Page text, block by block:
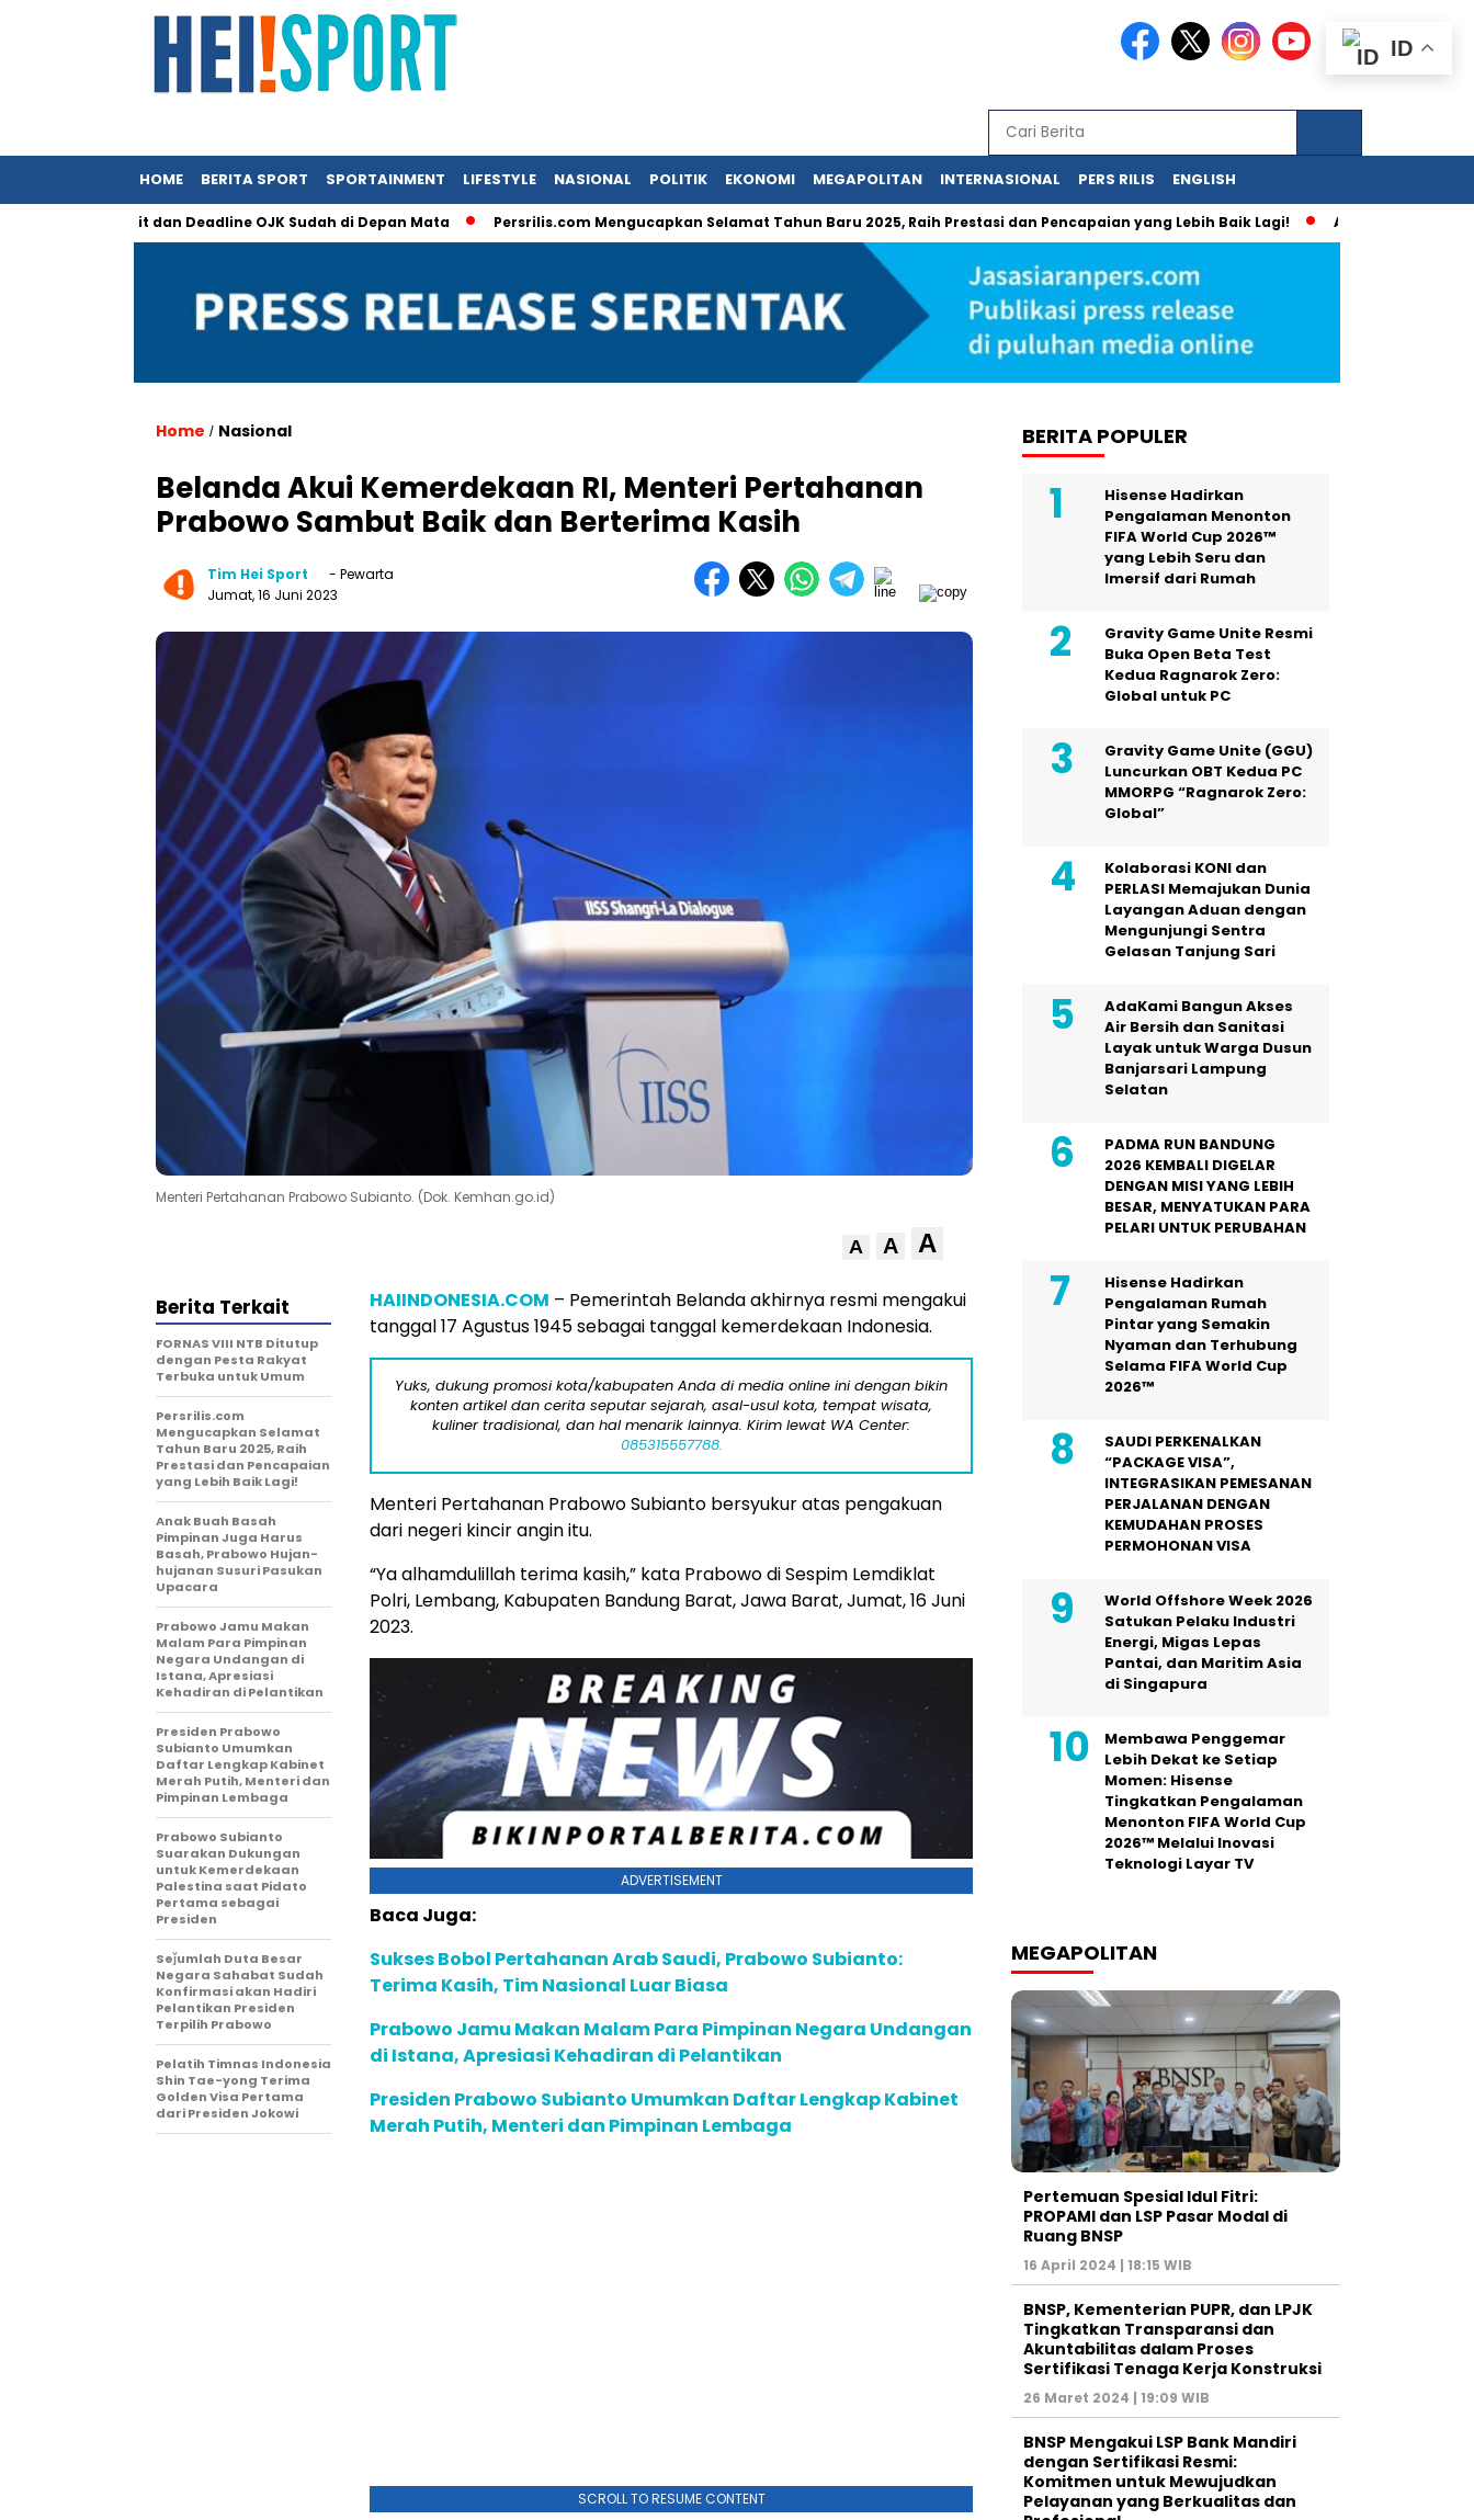
HOME BERITA SPORT SPORTAINMENT LIFESTYLE NASIONAL POLITIK EKONOMI MEGAPOLITAN INTERNASIONAL PERS RILIS ENGLISH
Sempit dan Deadline OJK Sudah di Depan Mata Persrilis.com Mengucapkan Selamat Tahun Baru 2025, Raih Prestasi dan Pencapaian yang Lebih Baik Lagi! Anda Bisa Memiliki Media
Home / Nasional
Belanda Akui Kemerdekaan RI, Menteri Pertahanan
Prabowo Sambut Baik dan Berterima Kasih
Tim Hei Sport
- Pewarta
Jumat, 16 Juni 2023
Menteri Pertahanan Prabowo Subianto. (Dok. Kemhan.go.id)
A A A
HAIINDONESIA.COM – Pemerintah Belanda akhirnya resmi mengakui
tanggal 17 Agustus 1945 sebagai tanggal kemerdekaan Indonesia.
Yuks, dukung promosi kota/kabupaten Anda di media online ini dengan bikin
konten artikel dan cerita seputar sejarah, asal-usul kota, tempat wisata,
kuliner tradisional, dan hal menarik lainnya. Kirim lewat WA Center:
085315557788.
Menteri Pertahanan Prabowo Subianto bersyukur atas pengakuan
dari negeri kincir angin itu.
“Ya alhamdulillah terima kasih,” kata Prabowo di Sespim Lemdiklat
Polri, Lembang, Kabupaten Bandung Barat, Jawa Barat, Jumat, 16 Juni
2023.
ADVERTISEMENT
Baca Juga:
Sukses Bobol Pertahanan Arab Saudi, Prabowo Subianto:
Terima Kasih, Tim Nasional Luar Biasa
Prabowo Jamu Makan Malam Para Pimpinan Negara Undangan
di Istana, Apresiasi Kehadiran di Pelantikan
Presiden Prabowo Subianto Umumkan Daftar Lengkap Kabinet
Merah Putih, Menteri dan Pimpinan Lembaga
SCROLL TO RESUME CONTENT
Berita Terkait
FORNAS VIII NTB Ditutup
dengan Pesta Rakyat
Terbuka untuk Umum
Persrilis.com
Mengucapkan Selamat
Tahun Baru 2025, Raih
Prestasi dan Pencapaian
yang Lebih Baik Lagi!
Anak Buah Basah
Pimpinan Juga Harus
Basah, Prabowo Hujan-
hujanan Susuri Pasukan
Upacara
Prabowo Jamu Makan
Malam Para Pimpinan
Negara Undangan di
Istana, Apresiasi
Kehadiran di Pelantikan
Presiden Prabowo
Subianto Umumkan
Daftar Lengkap Kabinet
Merah Putih, Menteri dan
Pimpinan Lembaga
Prabowo Subianto
Suarakan Dukungan
untuk Kemerdekaan
Palestina saat Pidato
Pertama sebagai
Presiden
Seǰumlah Duta Besar
Negara Sahabat Sudah
Konfirmasi akan Hadiri
Pelantikan Presiden
Terpilih Prabowo
Pelatih Timnas Indonesia
Shin Tae-yong Terima
Golden Visa Pertama
dari Presiden Jokowi
BERITA POPULER
Hisense Hadirkan
Pengalaman Menonton
FIFA World Cup 2026™
yang Lebih Seru dan
Imersif dari Rumah
Gravity Game Unite Resmi
Buka Open Beta Test
Kedua Ragnarok Zero:
Global untuk PC
Gravity Game Unite (GGU)
Luncurkan OBT Kedua PC
MMORPG “Ragnarok Zero:
Global”
Kolaborasi KONI dan
PERLASI Memajukan Dunia
Layangan Aduan dengan
Mengunjungi Sentra
Gelasan Tanjung Sari
AdaKami Bangun Akses
Air Bersih dan Sanitasi
Layak untuk Warga Dusun
Banjarsari Lampung
Selatan
PADMA RUN BANDUNG
2026 KEMBALI DIGELAR
DENGAN MISI YANG LEBIH
BESAR, MENYATUKAN PARA
PELARI UNTUK PERUBAHAN
Hisense Hadirkan
Pengalaman Rumah
Pintar yang Semakin
Nyaman dan Terhubung
Selama FIFA World Cup
2026™
SAUDI PERKENALKAN
“PACKAGE VISA”,
INTEGRASIKAN PEMESANAN
PERJALANAN DENGAN
KEMUDAHAN PROSES
PERMOHONAN VISA
World Offshore Week 2026
Satukan Pelaku Industri
Energi, Migas Lepas
Pantai, dan Maritim Asia
di Singapura
Membawa Penggemar
Lebih Dekat ke Setiap
Momen: Hisense
Tingkatkan Pengalaman
Menonton FIFA World Cup
2026™ Melalui Inovasi
Teknologi Layar TV
MEGAPOLITAN
Pertemuan Spesial Idul Fitri:
PROPAMI dan LSP Pasar Modal di
Ruang BNSP
16 April 2024 | 18:15 WIB
BNSP, Kementerian PUPR, dan LPJK
Tingkatkan Transparansi dan
Akuntabilitas dalam Proses
Sertifikasi Tenaga Kerja Konstruksi
26 Maret 2024 | 19:09 WIB
BNSP Mengakui LSP Bank Mandiri
dengan Sertifikasi Resmi:
Komitmen untuk Mewujudkan
Pelayanan yang Berkualitas dan
ID